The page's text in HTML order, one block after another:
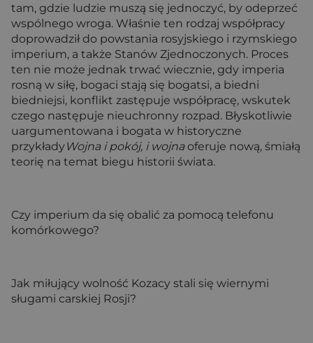
tam, gdzie ludzie muszą się jednoczyć, by odeprzeć
wspólnego wroga. Właśnie ten rodzaj współpracy
doprowadził do powstania rosyjskiego i rzymskiego
imperium, a także Stanów Zjednoczonych. Proces
ten nie może jednak trwać wiecznie, gdy imperia
rosną w siłę, bogaci stają się bogatsi, a biedni
biedniejsi, konflikt zastępuje współpracę, wskutek
czego następuje nieuchronny rozpad. Błyskotliwie
uargumentowana i bogata w historyczne
przykładyWojna i pokój, i wojnaoferuje nową, śmiałą
teorię na temat biegu historii świata.
Czy imperium da się obalić za pomocą telefonu
komórkowego?
Jak miłujący wolność Kozacy stali się wiernymi
sługami carskiej Rosji?